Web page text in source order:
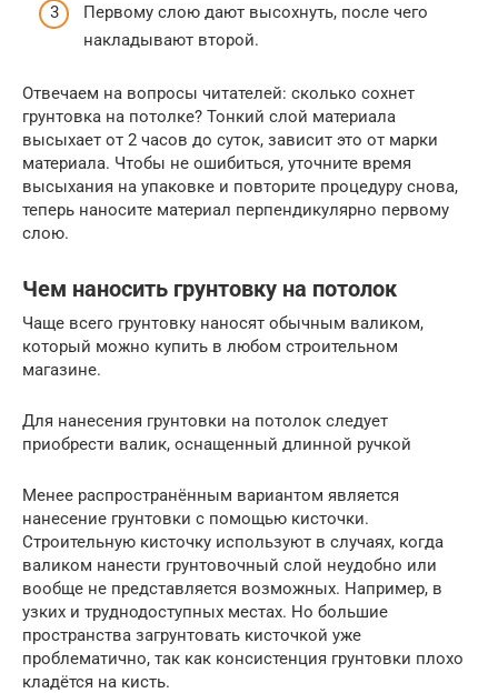
Первому слою дают высохнуть, после чего
накладывают второй.
Отвечаем на вопросы читателей: сколько сохнет
грунтовка на потолке? Тонкий слой материала
высыхает от 2 часов до суток, зависит это от марки
материала. Чтобы не ошибиться, уточните время
высыхания на упаковке и повторите процедуру снова,
теперь наносите материал перпендикулярно первому
слою.
Чем наносить грунтовку на потолок
Чаще всего грунтовку наносят обычным валиком,
который можно купить в любом строительном
магазине.
Для нанесения грунтовки на потолок следует
приобрести валик, оснащенный длинной ручкой
Менее распространённым вариантом является
нанесение грунтовки с помощью кисточки.
Строительную кисточку используют в случаях, когда
валиком нанести грунтовочный слой неудобно или
вообще не представляется возможных. Например, в
узких и труднодоступных местах. Но большие
пространства загрунтовать кисточкой уже
проблематично, так как консистенция грунтовки плохо
кладётся на кисть.